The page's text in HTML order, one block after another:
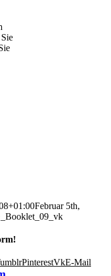
Februar 5th,
PinterestVkE-Mail